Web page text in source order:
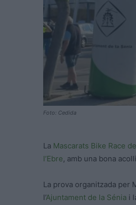
Foto: Cedida
La Mascarats Bike Race
l’Ebre, amb una bona
La prova organitzada per
l’Ajuntament de la Sénia i